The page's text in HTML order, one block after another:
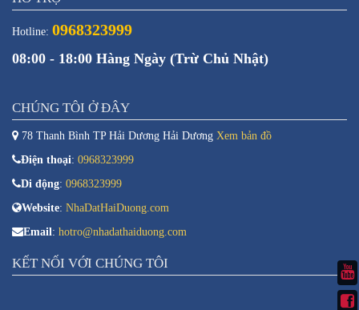
Hotline: 0968323999
08:00 - 18:00 Hàng Ngày (Trừ Chủ Nhật)
CHÚNG TÔI Ở ĐÂY
78 Thanh Bình TP Hải Dương Hải Dương Xem bản đồ
Điện thoại: 0968323999
Di động: 0968323999
Website: NhaDatHaiDuong.com
Email: hotro@nhadathaiduong.com
KẾT NỐI VỚI CHÚNG TÔI